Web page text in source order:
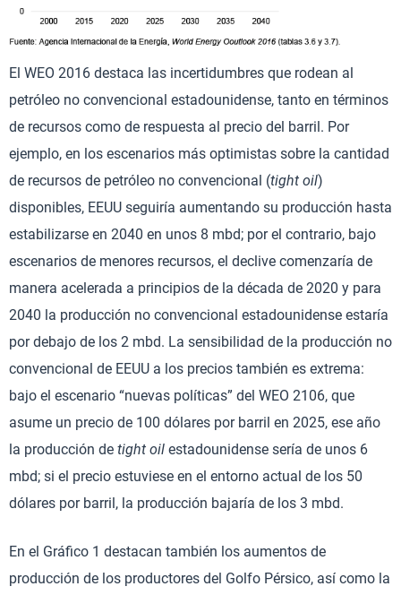
El WEO 2016 destaca las incertidumbres que rodean al
petróleo no convencional estadounidense, tanto en términos
de recursos como de respuesta al precio del barril. Por
ejemplo, en los escenarios más optimistas sobre la cantidad
de recursos de petróleo no convencional (tight oil)
disponibles, EEUU seguiría aumentando su producción hasta
estabilizarse en 2040 en unos 8 mbd; por el contrario, bajo
escenarios de menores recursos, el declive comenzaría de
manera acelerada a principios de la década de 2020 y para
2040 la producción no convencional estadounidense estaría
por debajo de los 2 mbd. La sensibilidad de la producción no
convencional de EEUU a los precios también es extrema:
bajo el escenario “nuevas políticas” del WEO 2106, que
asume un precio de 100 dólares por barril en 2025, ese año
la producción de tight oil estadounidense sería de unos 6
mbd; si el precio estuviese en el entorno actual de los 50
dólares por barril, la producción bajaría de los 3 mbd.
En el Gráfico 1 destacan también los aumentos de
producción de los productores del Golfo Pérsico, así como la